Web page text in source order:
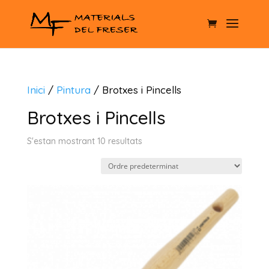
Inici / Pintura / Brotxes i Pincells
Brotxes i Pincells
S'estan mostrant 10 resultats